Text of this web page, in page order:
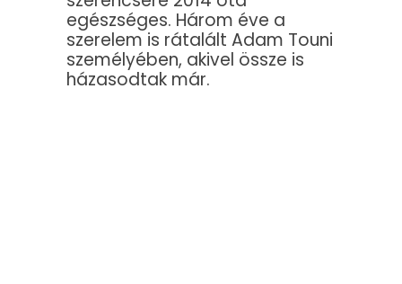
egészséges. Három éve a
szerelem is rátalált Adam Touni
személyében, akivel össze is
házasodtak már.